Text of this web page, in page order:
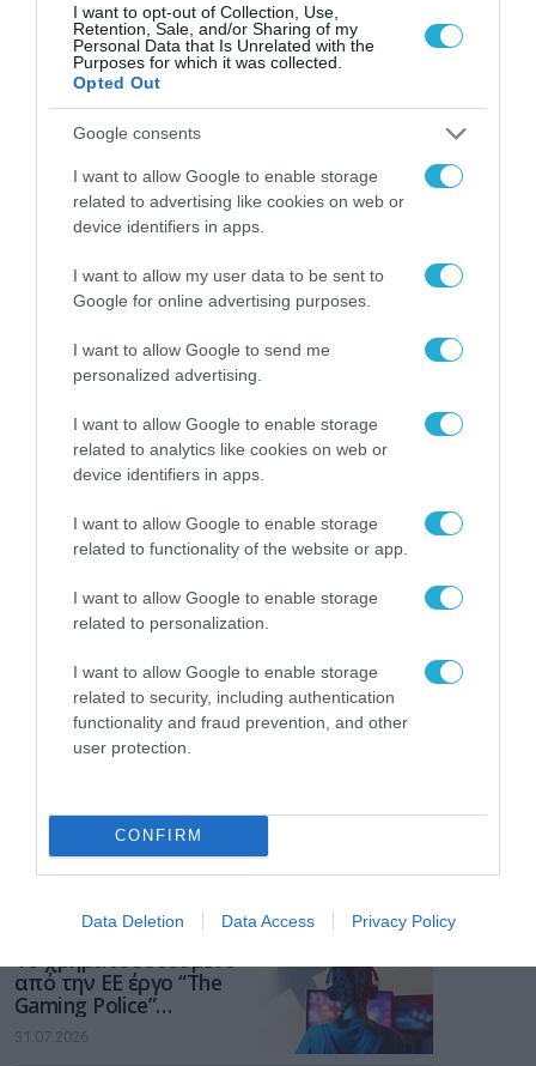
I want to opt-out of Collection, Use,
Retention, Sale, and/or Sharing of my
Personal Data that Is Unrelated with the
Purposes for which it was collected.
Opted Out
Google consents
I want to allow Google to enable storage
related to advertising like cookies on web or
device identifiers in apps.
I want to allow my user data to be sent to
Google for online advertising purposes.
I want to allow Google to send me
personalized advertising.
I want to allow Google to enable storage
related to analytics like cookies on web or
device identifiers in apps.
I want to allow Google to enable storage
related to functionality of the website or app.
I want to allow Google to enable storage
related to personalization.
I want to allow Google to enable storage
related to security, including authentication
functionality and fraud prevention, and other
user protection.
CONFIRM
Data Deletion Data Access Privacy Policy
Αττικής: Ανάπτυξη με άξονα τον
ψηφιακό μετασχηματισμό
18.02.2022
ΡΟΗ ΕΙΔΗΣΕΩΝ
από την ΕΕ έργο “The
Gaming Police”
ενισχύει την ασφάλεια
των παιδιών στο
31.07.2026